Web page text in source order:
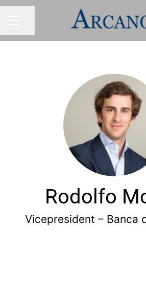
Condividi la pagina
Rodolfo
Vicepresident – Banca